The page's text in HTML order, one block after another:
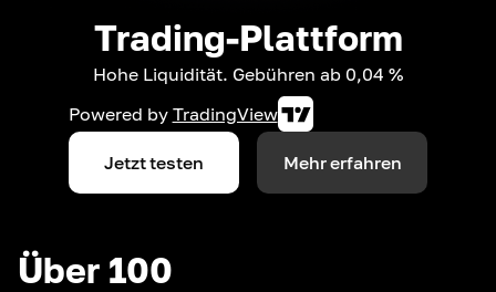
Trading-Plattform
Hohe Liquidität. Gebühren ab 0,04 %
Powered by TradingView
Jetzt testen Mehr erfahren
Über 100